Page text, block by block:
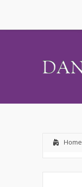
Home